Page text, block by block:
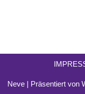
Neve | Präsentiert von